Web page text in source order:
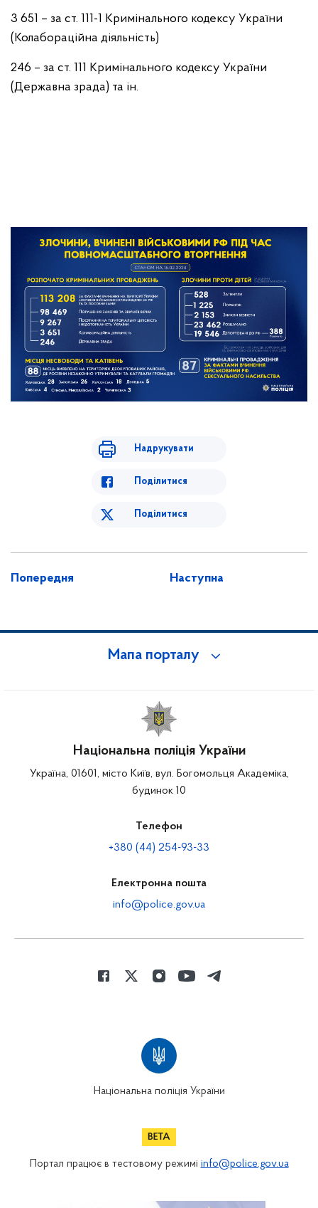
3 651 – за ст. 111-1 Кримінального кодексу України
(Колабораційна діяльність)
246 – за ст. 111 Кримінального кодексу України
(Державна зрада) та ін.
Надрукувати
Поділитися
Поділитися
Попередня Наступна
Мапа порталу
Національна поліція України
Україна, 01601, місто Київ, вул. Богомольця Академіка,
будинок 10
Телефон
+380 (44) 254-93-33
Електронна пошта
info@police.gov.ua
Національна поліція України
Портал працює в тестовому режимі info@police.gov.ua